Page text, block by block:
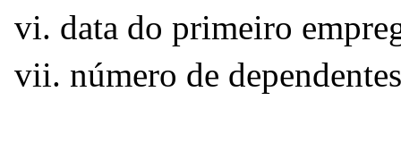
vi. data do primeiro
vii. número de